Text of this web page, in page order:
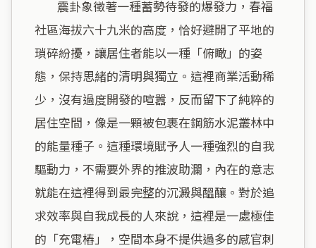
社區海拔六十九米的高度，恰好避開了平地的
瑣碎紛擾，讓居住者能以一種「俯瞰」的姿
態，保持思緒的清明與獨立。這裡商業活動稀
少，沒有過度開發的喧囂，反而留下了純粹的
居住空間，像是一顆被包裹在鋼筋水泥叢林中
的能量種子。這種環境賦予人一種強烈的自我
驅動力，不需要外界的推波助瀾，內在的意志
就能在這裡得到最完整的沉澱與醞釀。對於追
求效率與自我成長的人來說，這裡是一處極佳
的「充電樁」，空間本身不提供過多的感官刺